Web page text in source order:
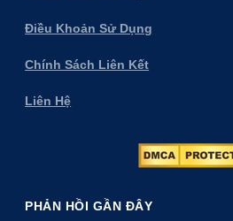
Điều Khoản Sử Dụng
Chính Sách Liên Kết
Liên Hệ
PHẢN HỒI GẦN ĐÂY